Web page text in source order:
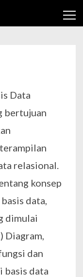
Data
bertujuan
relasional.
konsep
data,
dimulai
Diagram,
dan
basis data